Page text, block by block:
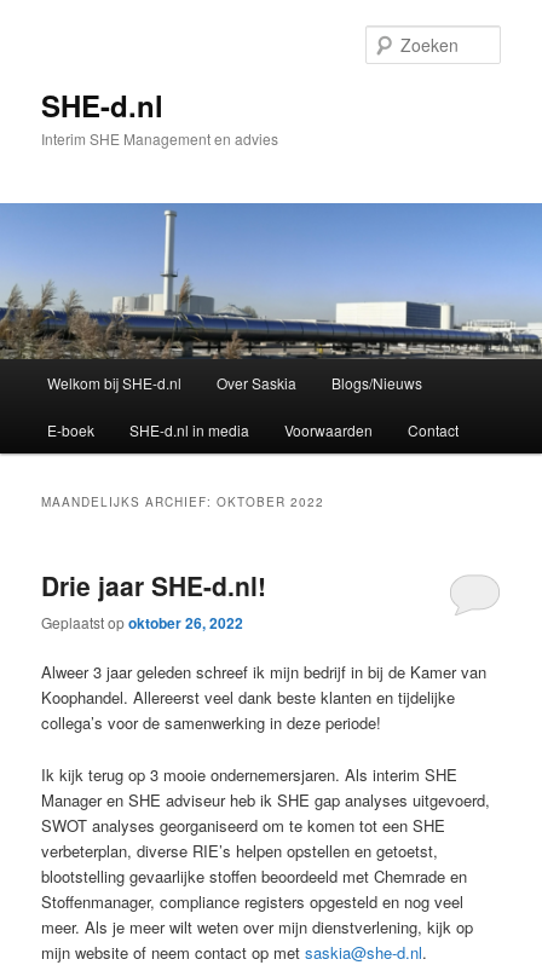
inhoud
inhoudSHE-d.nl
Interim SHE Management en advies
Welkom bij SHE-d.nl Over Saskia Blogs/Nieuws
E-boek SHE-d.nl in media Voorwaarden Contact
MAANDELIJKS ARCHIEF:OKTOBER 2022
Drie jaar SHE-d.nl!
Geplaatst opoktober 26, 2022
Alweer 3 jaar geleden schreef ik mijn bedrijf in bij de Kamer van
Koophandel. Allereerst veel dank beste klanten en tijdelijke
collega’s voor de samenwerking in deze periode!
Ik kijk terug op 3 mooie ondernemersjaren. Als interim SHE
Manager en SHE adviseur heb ik SHE gap analyses uitgevoerd,
SWOT analyses georganiseerd om te komen tot een SHE
verbeterplan, diverse RIE’s helpen opstellen en getoetst,
blootstelling gevaarlijke stoffen beoordeeld met Chemrade en
Stoffenmanager, compliance registers opgesteld en nog veel
meer. Als je meer wilt weten over mijn dienstverlening, kijk op
mijn website of neem contact op metsaskia@she-d.nl.